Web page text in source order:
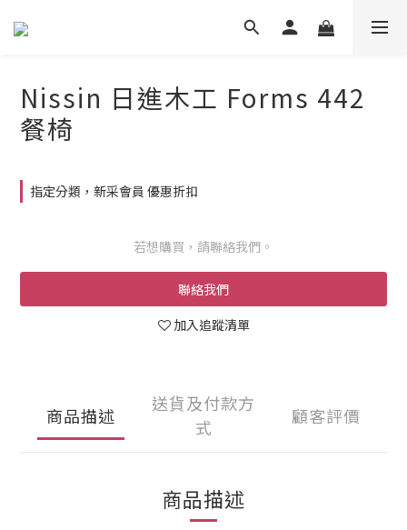
Nissin 日進木工 Forms 442
餐椅
指定分類，新采會員 優惠折扣
若想購買，請聯絡我們。
聯絡我們
加入追蹤清單
商品描述
送貨及付款方
式
顧客評價
商品描述